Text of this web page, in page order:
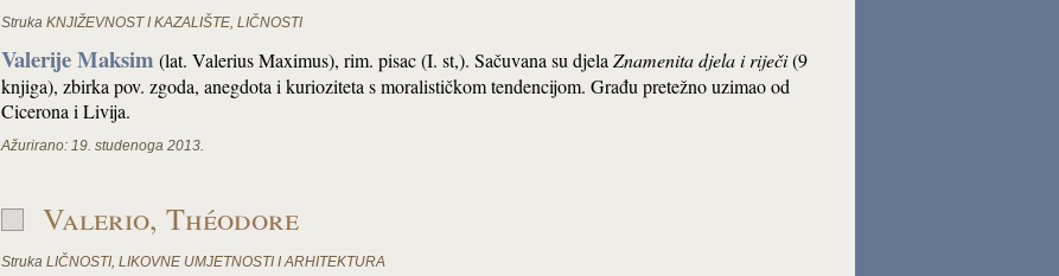
Struka KNJIŽEVNOST I KAZALIŠTE, LIČNOSTI
Valerije Maksim (lat. Valerius Maximus), rim. pisac (I. st,). Sačuvana su djela Znamenita djela i riječi(9
knjiga), zbirka pov. zgoda, anegdota i kurioziteta s moralističkom tendencijom. Građu pretežno uzimao od
Cicerona i Livija.
Ažurirano: 19. studenoga 2013.
Valerio, Théodore
Struka LIČNOSTI, LIKOVNE UMJETNOSTI I ARHITEKTURA